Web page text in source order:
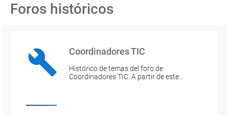
Foros históricos
Coordinadores TIC
Histórico de temas del foro de
Coordinadores TIC. A partir de este…